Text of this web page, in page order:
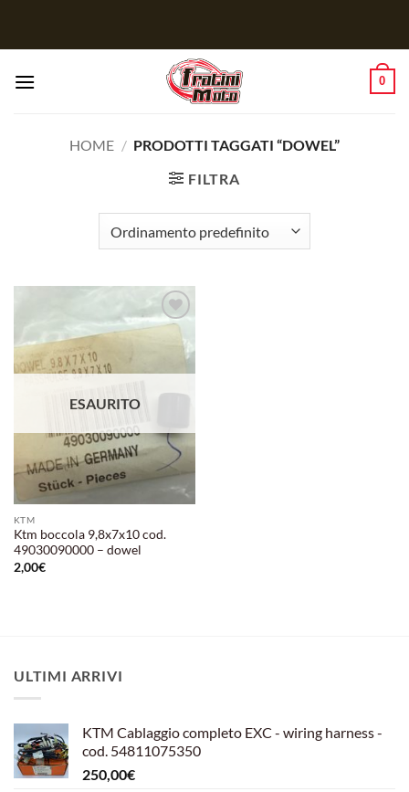
0
HOME / PRODOTTI TAGGATI “DOWEL”
FILTRA
Aggiungi
alla lista
ESAURITO
KTM
Ktm boccola 9,8x7x10 cod.
49030090000 – dowel
2,00€
ULTIMI ARRIVI
KTM Cablaggio completo EXC - wiring harness -
cod. 54811075350
250,00€